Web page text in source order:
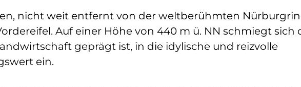
nicht weit entfernt von der weltberühmten
Auf einer Höhe von 440 m ü. NN schmiegt sich
geprägt ist, in die idylische und reizvolle
ein.